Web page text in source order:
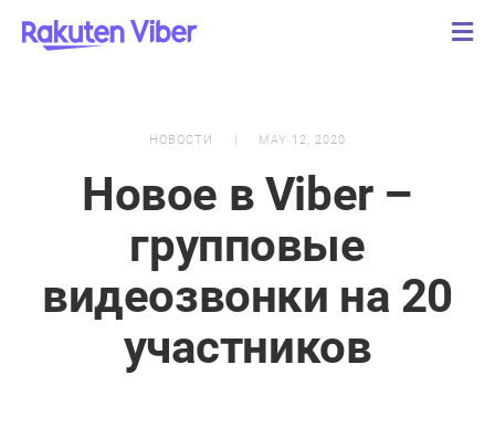
НОВОСТИ MAY 12, 2020
Новое в Viber –
групповые
видеозвонки на 20
участников